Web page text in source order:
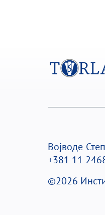
Војводе
+381 11
©2026